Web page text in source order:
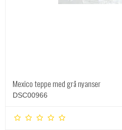
Mexico teppe med grå nyanser
DSC00966